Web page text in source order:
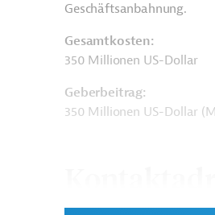
Geschäftsanbahnung.
Gesamtkosten:
350 Millionen US-Dollar
Geberbeitrag:
350 Millionen US-Dollar